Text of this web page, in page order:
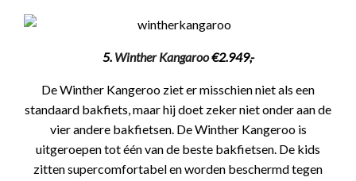
5. Winther Kangaroo€2.949,-
De Winther Kangeroo ziet er misschien niet als een
standaard bakfiets, maar hij doet zeker niet onder aan de
vier andere bakfietsen. De Winther Kangeroo is
uitgeroepen tot één van de beste bakfietsen. De kids
zitten supercomfortabel en worden beschermd tegen